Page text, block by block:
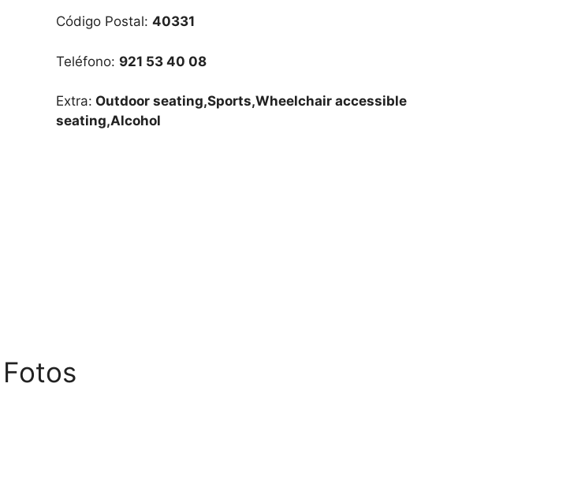
Código Postal: 40331
Teléfono: 921 53 40 08
Extra: Outdoor seating,Sports,Wheelchair accessible
seating,Alcohol
Fotos